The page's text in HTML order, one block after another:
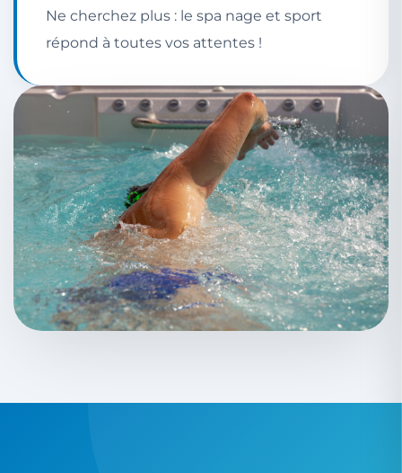
Ne cherchez plus : le spa nage et sport
répond à toutes vos attentes !